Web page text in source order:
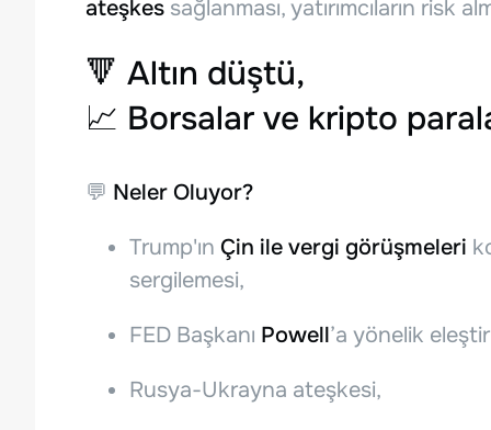
ateşkes sağlanması, yatırımcıların risk
🔻 Altın düştü,
📈 Borsalar ve kripto
💬 Neler Oluyor?
Trump'ın Çin ile vergi görüşmeleri
sergilemesi,
FED Başkanı Powell’a yönelik
Rusya-Ukrayna ateşkesi,